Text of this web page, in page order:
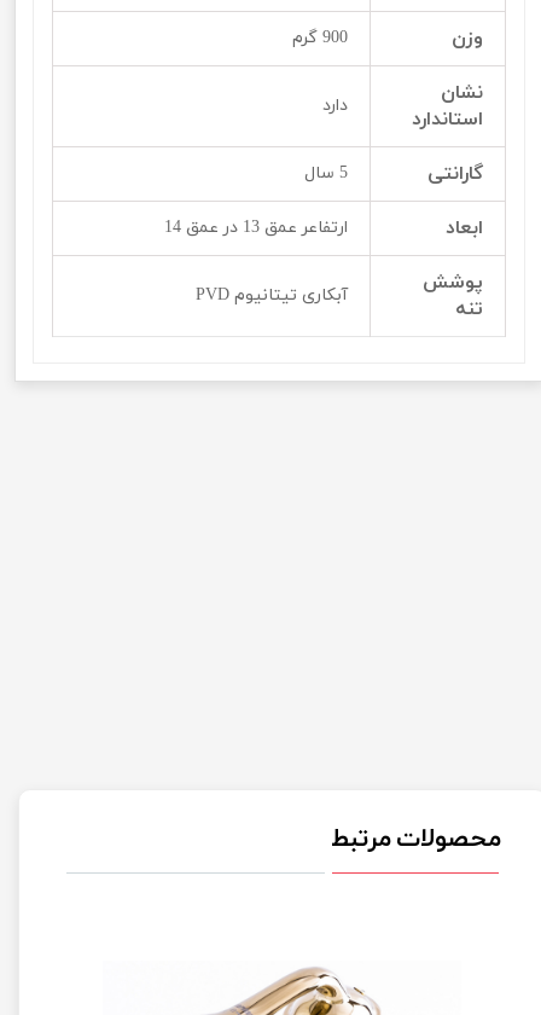
وزن 900 گرم
نشان
استاندارد
دارد
گارانتی 5 سال
ابعاد ارتفاعر عمق 13 در عمق 14
پوشش
تنه
آبکاری تیتانیوم PVD
محصولات مرتبط